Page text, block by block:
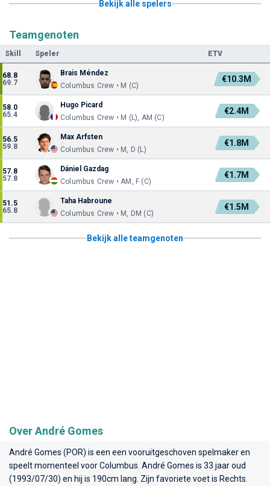
Bekijk alle spelers
Teamgenoten
Skill Speler ETV
68.8
69.7
Brais Méndez
Columbus Crew • M (C)
€10.3M
58.0
65.4
Hugo Picard
Columbus Crew • M (L), AM (C)
€2.4M
56.5
59.8
Max Arfsten
Columbus Crew • M, D (L)
€1.8M
57.8
57.8
Dániel Gazdag
Columbus Crew • AM, F (C)
€1.7M
51.5
65.8
Taha Habroune
Columbus Crew • M, DM (C)
€1.5M
Bekijk alle teamgenoten
Over André Gomes
André Gomes (POR) is een een vooruitgeschoven spelmaker en
speelt momenteel voorColumbus . André Gomes is 33 jaar oud
(1993/07/30) en hij is 190cm lang. Zijn favoriete voet is Rechts.